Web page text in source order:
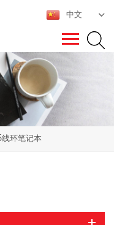
中文
环笔记本